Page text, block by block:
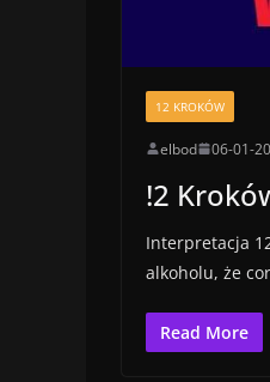
12 KROKÓW
elbod 06-01-
!2
Interpretacja
alkoholu, że
Read More